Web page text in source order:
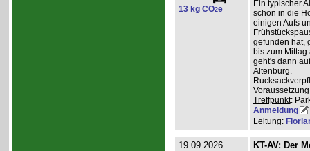
13 kg CO2e
Ein typischer
schon in die
einigen Aufs
gefunden hat,
bis zum
geht's dann
Altenburg.
Treffpunkt:
Anmeldung
Leitung:
19.09.2026 KT-AV: Der